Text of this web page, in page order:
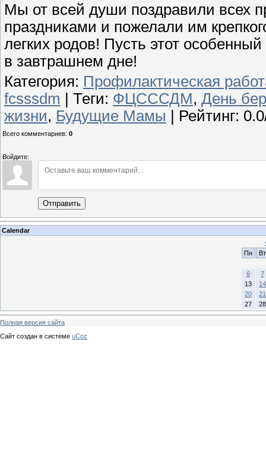
Мы от всей души поздравили всех
праздниками и пожелали им
легких родов! Пусть этот
в завтрашнем дне!
Категория: Профилактическая
fcsssdm | Теги: ФЦСССДМ, День
жизни, Будущие Мамы | Рейтинг: 0.0
Всего комментариев: 0
Войдите:
Отправить
Calendar
Пн
Вт
6
7
13
14
20
21
27
28
Полная версия сайта
Сайт создан в системе uCoz